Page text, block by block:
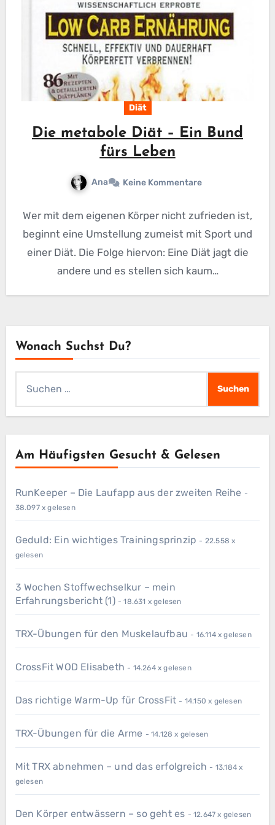
Diät
Die metabole Diät – Ein Bund
fürs Leben
Ana Keine Kommentare
Wer mit dem eigenen Körper nicht zufrieden ist,
beginnt eine Umstellung zumeist mit Sport und
einer Diät. Die Folge hiervon: Eine Diät jagt die
andere und es stellen sich kaum…
Wonach Suchst Du?
nach:
Am Häufigsten Gesucht & Gelesen
RunKeeper – Die Laufapp aus der zweiten Reihe -
38.097 x gelesen
Geduld: Ein wichtiges Trainingsprinzip - 22.558 x
gelesen
3 Wochen Stoffwechselkur – mein
Erfahrungsbericht (1) - 18.631 x gelesen
TRX-Übungen für den Muskelaufbau - 16.114 x gelesen
CrossFit WOD Elisabeth - 14.264 x gelesen
Das richtige Warm-Up für CrossFit - 14.150 x gelesen
TRX-Übungen für die Arme - 14.128 x gelesen
Mit TRX abnehmen – und das erfolgreich - 13.184 x
gelesen
Den Körper entwässern – so geht es - 12.647 x gelesen